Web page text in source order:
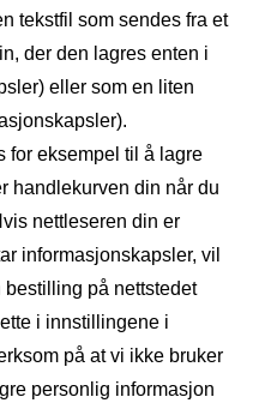
tekstfil som sendes fra et
der den lagres enten i
eller som en liten
for eksempel til å lagre
handlekurven din når du
nettleseren din er
informasjonskapsler, vil
på nettstedet
i innstillingene i
på at vi ikke bruker
personlig informasjon